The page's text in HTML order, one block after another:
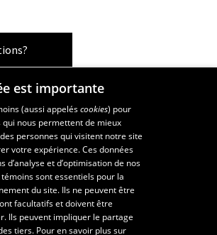
du territoire et de développement
aménagement et développement
est importante
(aussi appeléscookies) pour
nous permettent de mieux
personnes qui visitent notre site
votre expérience. Ces données
d’analyse et d’optimisation de nos
sont essentiels pour la
du site. Ils ne peuvent être
facultatifs et doivent être
Ils peuvent impliquer le partage
tiers. Pour en savoir plus sur